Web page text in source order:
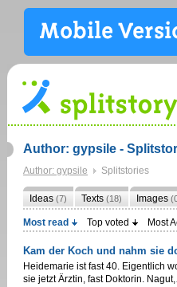
Author: gypsile -
Author: gypsile Splitstories
Ideas (7) Texts (18) Images
Most read Top voted Most
Kam der Koch und nahm sie
Heidemarie ist fast 40. Eigentlich
sie jetzt Ärztin, fast Doktorin.